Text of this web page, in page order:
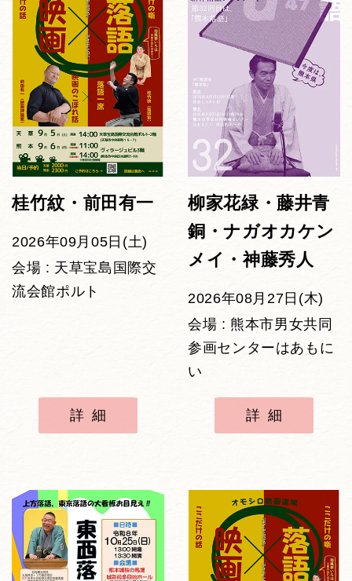
桂竹紋・前田有一
2026年09月05日(土)
会場 : 天草宝島国際交
流会館ポルト
詳細
柳家花緑・藤井青
銅・ナガオカケン
メイ・神藤秀人
2026年08月27日(木)
会場 : 熊本市男女共同
参画センターはあもに
い
詳細